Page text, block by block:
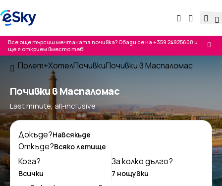
Все още търсиш мечтаната почивка? Обади се на +359 24925608 и
ще я открием вместо теб!
Полет+ХотелПочивкиПочивки в Маспаломас
Почивки в Маспаломас
Last minute, all-inclusive
Докъде?
Откъде?
Кога?
За колко дълго?